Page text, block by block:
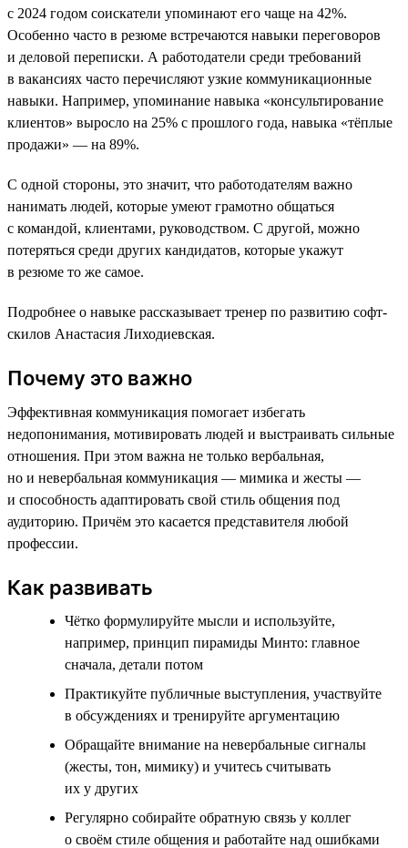
с 2024 годом соискатели упоминают его чаще на 42%.
Особенно часто в резюме встречаются навыки переговоров
и деловой переписки. А работодатели среди требований
в вакансиях часто перечисляют узкие коммуникационные
навыки. Например, упоминание навыка «консультирование
клиентов» выросло на 25% с прошлого года, навыка «тёплые
продажи» — на 89%.
С одной стороны, это значит, что работодателям важно
нанимать людей, которые умеют грамотно общаться
с командой, клиентами, руководством. С другой, можно
потеряться среди других кандидатов, которые укажут
в резюме то же самое.
Подробнее о навыке рассказывает тренер по развитию софт-
скилов Анастасия Лиходиевская.
Почему это важно
Эффективная коммуникация помогает избегать
недопонимания, мотивировать людей и выстраивать сильные
отношения. При этом важна не только вербальная,
но и невербальная коммуникация — мимика и жесты —
и способность адаптировать свой стиль общения под
аудиторию. Причём это касается представителя любой
профессии.
Как развивать
Чётко формулируйте мысли и используйте,
например, принцип пирамиды Минто: главное
сначала, детали потом
Практикуйте публичные выступления, участвуйте
в обсуждениях и тренируйте аргументацию
Обращайте внимание на невербальные сигналы
(жесты, тон, мимику) и учитесь считывать
их у других
Регулярно собирайте обратную связь у коллег
о своём стиле общения и работайте над ошибками